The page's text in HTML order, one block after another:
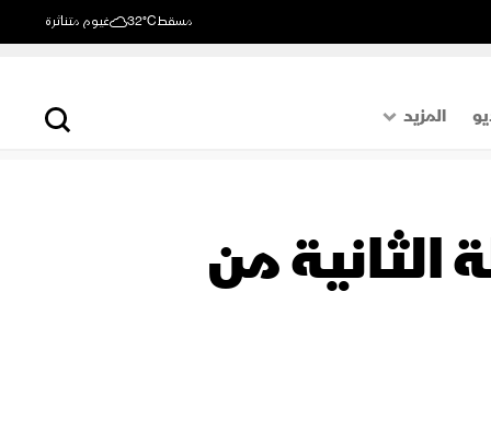
مسقط32°C غيوم متناثرة
المزيد
اقتصاد
من